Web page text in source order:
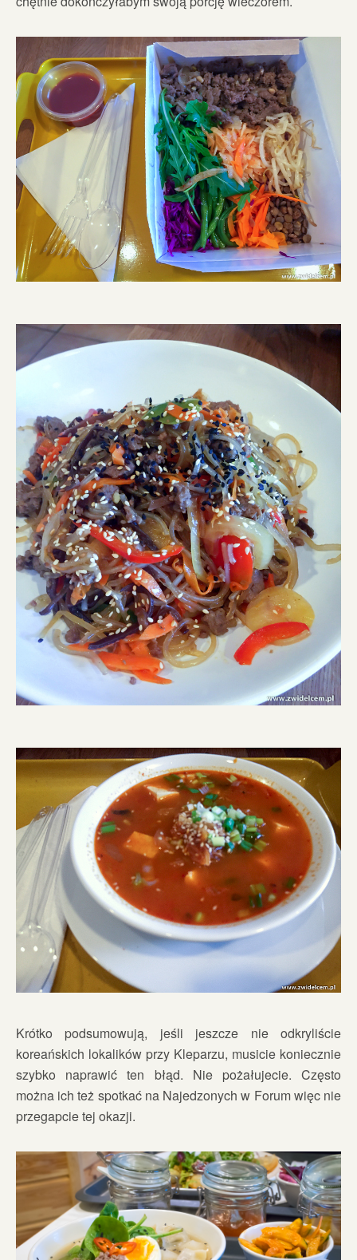
Krótko podsumowują, jeśli jeszcze nie odkryliście
koreańskich lokalików przy Kleparzu, musicie koniecznie
szybko naprawić ten błąd. Nie pożałujecie. Często
można ich też spotkać na Najedzonych w Forum więc nie
przegapcie tej okazji.